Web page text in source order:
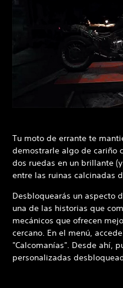
Tu moto de errante te
demostrarle algo de cariño
dos ruedas en un brillante
entre las ruinas calcinadas
Desbloquearás un aspecto
una de las historias que
mecánicos que ofrecen
cercano. En el menú,
"Calcomanías". Desde ahí,
personalizadas